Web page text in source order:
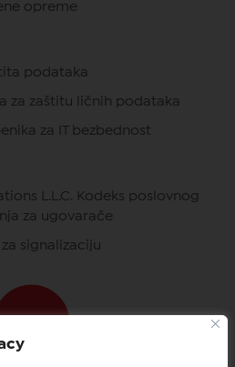
opreme
podataka
za zaštitu ličnih podataka
za IT bezbednost
L.L.C. Kodeks poslovnog
za ugovarače
za signalizaciju